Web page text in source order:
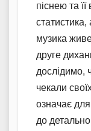
піснею та
статистика,
музика
друге
дослідимо,
чекали
означає для
до